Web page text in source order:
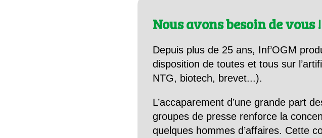
Nous avons besoin de vous !
Depuis plus de 25 ans, Inf’OGM
disposition de toutes et tous sur
NTG, biotech, brevet...).
L’accaparement d’une grande part
groupes de presse renforce la
quelques hommes d’affaires. Cette